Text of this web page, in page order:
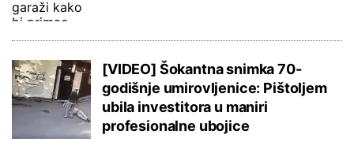
[VIDEO] Šokantna snimka 70-
godišnje umirovljenice: Pištoljem
ubila investitora u maniri
profesionalne ubojice